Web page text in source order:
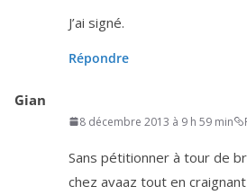
J’ai signé.
Répondre
Gian
8 décembre 2013 à 9 h 59 min
Sans péti­tion­ner à tour de
chez avaaz tout en